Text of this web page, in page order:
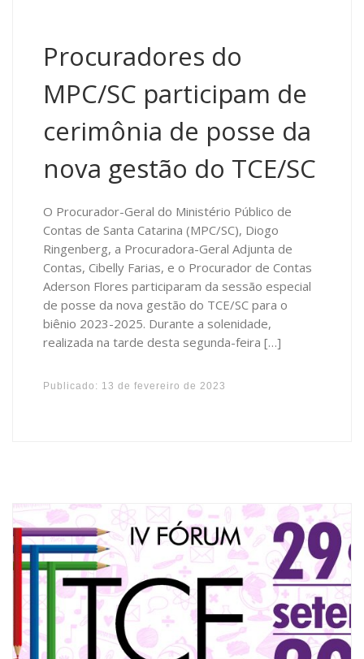
Procuradores do
MPC/SC participam de
cerimônia de posse da
nova gestão do TCE/SC
O Procurador-Geral do Ministério Público de
Contas de Santa Catarina (MPC/SC), Diogo
Ringenberg, a Procuradora-Geral Adjunta de
Contas, Cibelly Farias, e o Procurador de Contas
Aderson Flores participaram da sessão especial
de posse da nova gestão do TCE/SC para o
biênio 2023-2025. Durante a solenidade,
realizada na tarde desta segunda-feira […]
Publicado: 13 de fevereiro de 2023